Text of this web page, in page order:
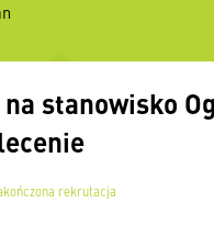
stanowisko
rekrutacja